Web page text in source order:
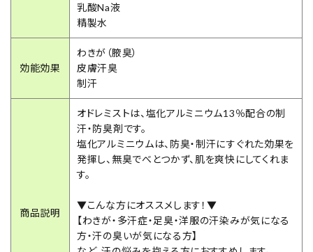
乳酸Na液
精製水
効能効果
わきが（腋臭）
皮膚汗臭
制汗
商品説明
オドレミストは、塩化アルミニウム13％配合の制
汗・防臭剤です。
塩化アルミニウムは、防臭・制汗にすぐれた効果を
発揮し、無臭でべとつかず、肌を爽快にしてくれま
す。
▼こんな方にオススメします！▼
【わきが・多汗症・足臭・洋服の汗染みが気になる
方・汗の臭いが気になる方】